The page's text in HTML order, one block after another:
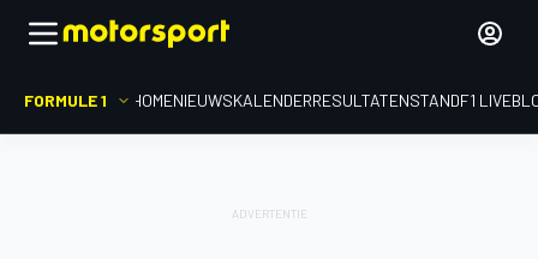
FORMULE 1 HOMENIEUWSKALENDERRESULTATENSTANDF1